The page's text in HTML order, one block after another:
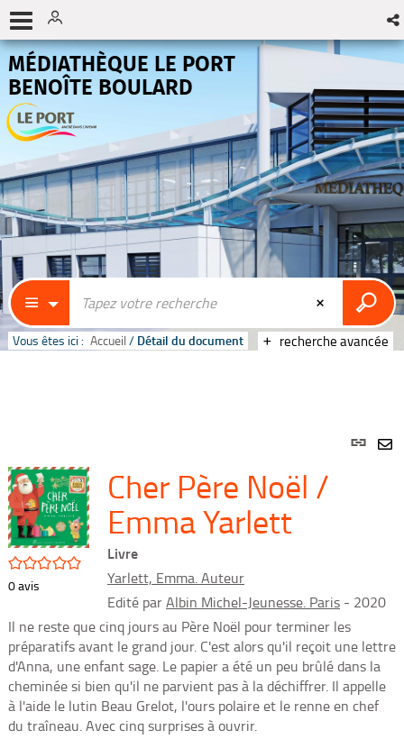
MÉDIATHÈQUE LE PORT
BENOÎTE BOULARD
recherche avancée
Vous êtes ici : Accueil / Détail du document
Lien
/5
0avis
Cher Père Noël /
Emma Yarlett
Livre
Yarlett, Emma. Auteur
Edité parAlbin Michel-Jeunesse. Paris - 2020
Il ne reste que cinq jours au Père Noël pour terminer les
préparatifs avant le grand jour. C'est alors qu'il reçoit une lettre
d'Anna, une enfant sage. Le papier a été un peu brûlé dans la
cheminée si bien qu'il ne parvient pas à la déchiffrer. Il appelle
à l'aide le lutin Beau Grelot, l'ours polaire et le renne en chef
du traîneau. Avec cinq surprises à ouvrir.